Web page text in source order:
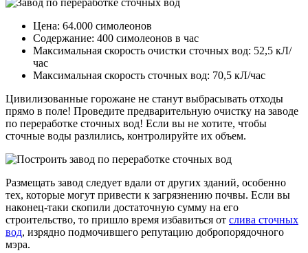
Цена: 64.000 симолеонов
Содержание: 400 симолеонов в час
Максимальная скорость очистки сточных вод: 52,5 кЛ/
час
Максимальная скорость сточных вод: 70,5 кЛ/час
Цивилизованные горожане не станут выбрасывать отходы
прямо в поле! Проведите предварительную очистку на заводе
по переработке сточных вод! Если вы не хотите, чтобы
сточные воды разлились, контролируйте их объем.
Размещать завод следует вдали от других зданий, особенно
тех, которые могут привести к загрязнению почвы. Если вы
наконец-таки скопили достаточную сумму на его
строительство, то пришло время избавиться от слива сточных
вод, изрядно подмочившего репутацию добропорядочного
мэра.